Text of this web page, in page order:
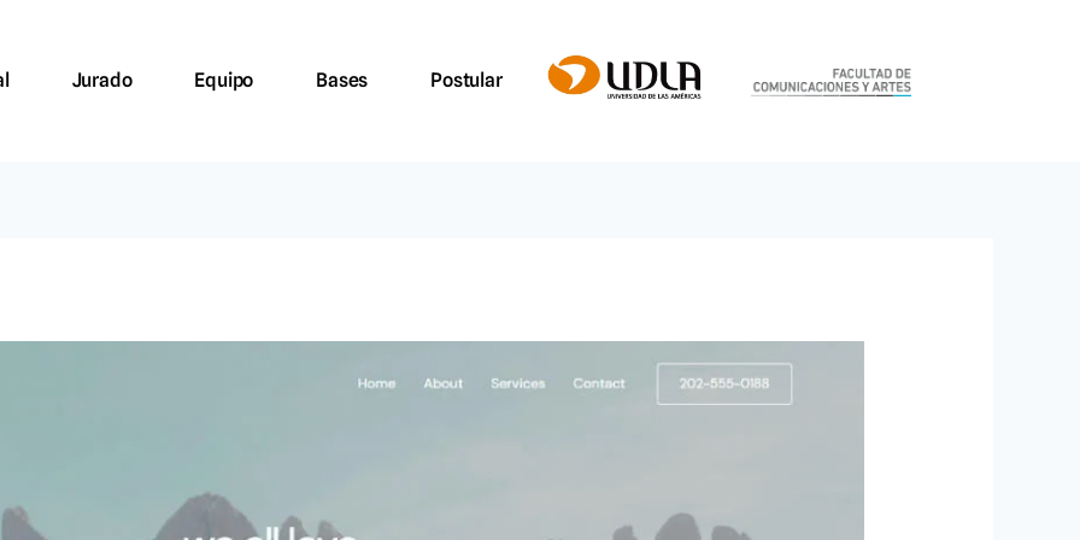
Jurado Equipo Bases Postular